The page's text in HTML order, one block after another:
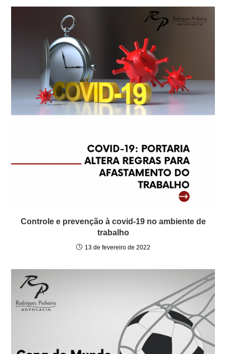
Controle e prevenção à covid-19 no ambiente de
trabalho
13 de fevereiro de 2022